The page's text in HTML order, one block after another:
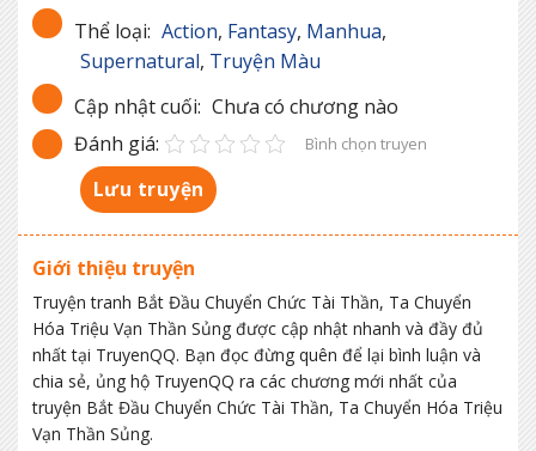
Thể loại: Action, Fantasy, Manhua,
Supernatural, Truyện Màu
Cập nhật cuối: Chưa có chương nào
Đánh giá:
Bình chọn truyen
Lưu truyện
Giới thiệu truyện
Truyện tranh Bắt Đầu Chuyển Chức Tài Thần, Ta Chuyển
Hóa Triệu Vạn Thần Sủng được cập nhật nhanh và đầy đủ
nhất tại TruyenQQ. Bạn đọc đừng quên để lại bình luận và
chia sẻ, ủng hộ TruyenQQ ra các chương mới nhất của
truyện Bắt Đầu Chuyển Chức Tài Thần, Ta Chuyển Hóa Triệu
Vạn Thần Sủng.